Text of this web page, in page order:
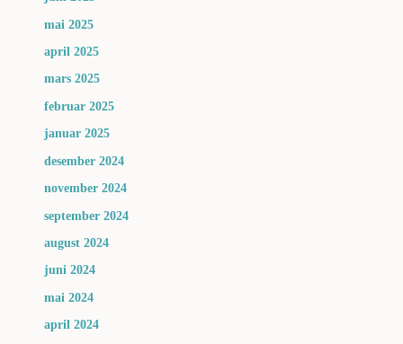
mai 2025
april 2025
mars 2025
februar 2025
januar 2025
desember 2024
november 2024
september 2024
august 2024
juni 2024
mai 2024
april 2024